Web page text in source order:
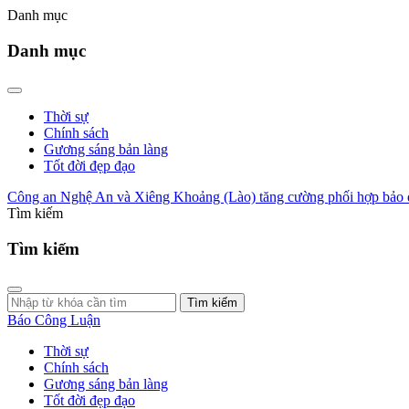
Danh mục
Danh mục
Thời sự
Chính sách
Gương sáng bản làng
Tốt đời đẹp đạo
Công an Nghệ An và Xiêng Khoảng (Lào) tăng cường phối hợp bảo
Tìm kiếm
Tìm kiếm
Tìm kiếm
Báo Công Luận
Thời sự
Chính sách
Gương sáng bản làng
Tốt đời đẹp đạo